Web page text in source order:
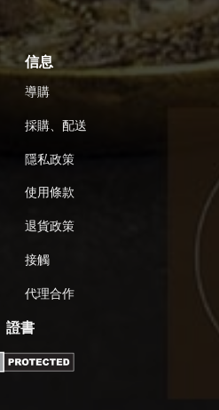
信息
導購
採購、配送
隱私政策
使用條款
退貨政策
接觸
代理合作
證書